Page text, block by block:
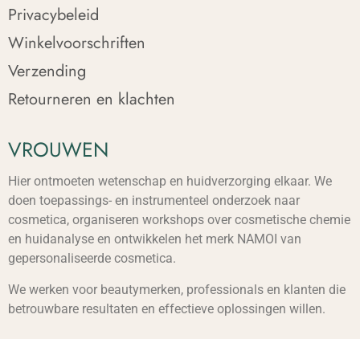
Privacybeleid
Winkelvoorschriften
Verzending
Retourneren en klachten
VROUWEN
Hier ontmoeten wetenschap en huidverzorging elkaar. We
doen toepassings- en instrumenteel onderzoek naar
cosmetica, organiseren workshops over cosmetische chemie
en huidanalyse en ontwikkelen het merk NAMOI van
gepersonaliseerde cosmetica.
We werken voor beautymerken, professionals en klanten die
betrouwbare resultaten en effectieve oplossingen willen.